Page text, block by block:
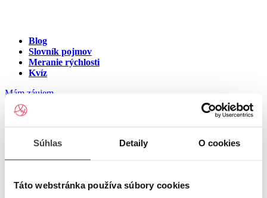
Súhlas Detaily O cookies
Táto webstránka používa súbory cookies
Blog
Slovník pojmov
Meranie rýchlosti
Kvíz
Mám záujem
Internet v meste Modra
Zadajte ulicu a číslo pre zobrazenie ponuky internetu v meste